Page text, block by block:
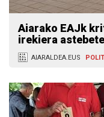
Aiarako EAJk
irekiera
AIARALDEA.EUS